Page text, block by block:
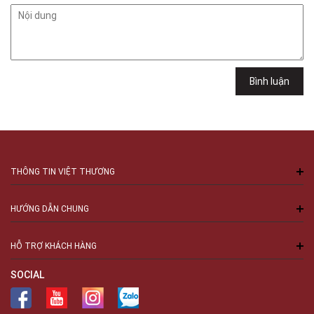
Cầu Giấy, Hà Nội , Cầu Giấy , Hà Nội
Bình luận
THÔNG TIN VIỆT THƯƠNG
HƯỚNG DẪN CHUNG
HỖ TRỢ KHÁCH HÀNG
SOCIAL